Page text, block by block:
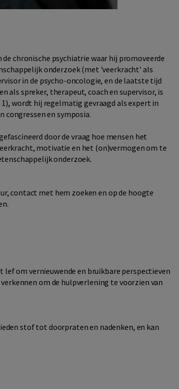
chronische psychiatrie waar hij promoveerde
onderzoek (met 'veerkracht' als
in de psycho-oncologie, en de laatste tijd
als spreker, therapeut, coach en supervisor, is
wordt hij regelmatig gevraagd als expert in
en symposia.
door de vraag hoe mensen het
motivatie en het (on)vermogen om te
onderzoek.
contact met hem zoeken en op de hoogte
om vernieuwende en bruikbare perspectieven
om de hulpverlening te voorzien van
stof tot doorpraten en nadenken, en kan